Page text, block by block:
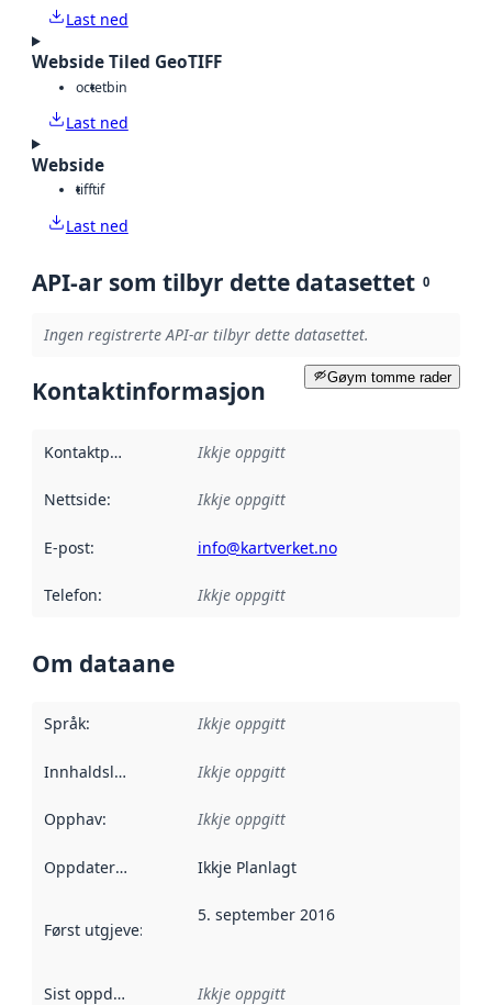
Last ned
Webside Tiled GeoTIFF
octetbin
Last ned
Webside
tifftif
Last ned
API-ar som tilbyr dette datasettet 0
Ingen registrerte API-ar tilbyr dette datasettet.
Gøym tomme rader
Kontaktinformasjon
Kontaktpunkt Ikkje oppgitt
Nettside: Ikkje oppgitt
E-post: info@kartverket.no
Telefon: Ikkje oppgitt
Om dataane
Språk: Ikkje oppgitt
Innhaldsleverandørar :
Ikkje oppgitt
Opphav: Ikkje oppgitt
Oppdateringsfrekvens :
Ikkje Planlagt
Først utgjeve: Denne datoen seier når dataa i dette
5. september 2016
Sist oppdatert Ikkje oppgitt